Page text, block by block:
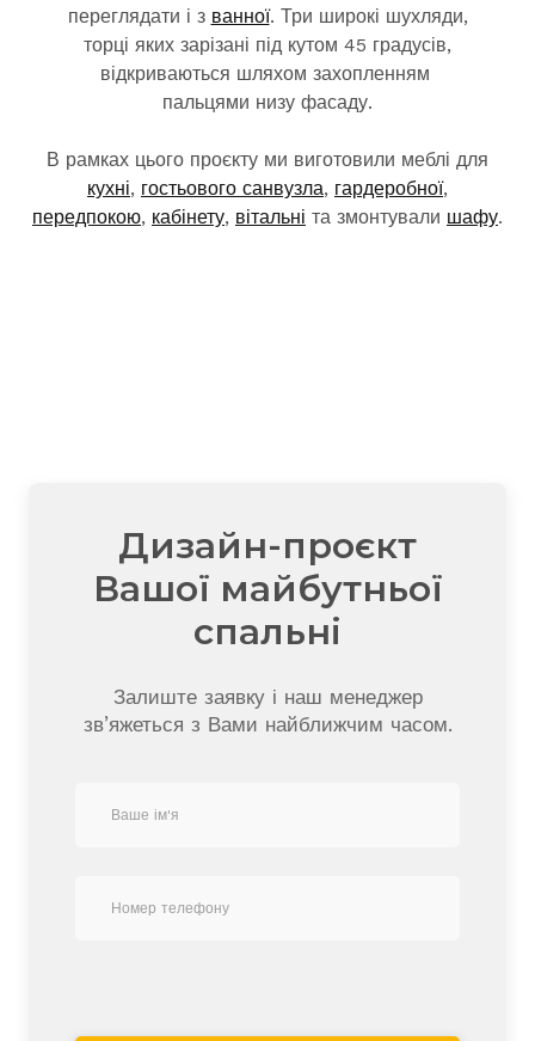
переглядати і з ванної. Три широкі шухляди,
торці яких зарізані під кутом 45 градусів,
відкриваються шляхом захопленням
пальцями низу фасаду.
В рамках цього проєкту ми виготовили меблі для
кухні, гостьового санвузла, гардеробної,
передпокою, кабінету, вітальні та змонтували шафу.
Дизайн-проєкт
Вашої майбутньої
спальні
Залиште заявку і наш менеджер
зв’яжеться з Вами найближчим часом.